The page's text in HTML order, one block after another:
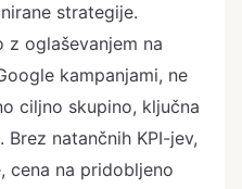
strategije.
oglaševanjem na
kampanjami, ne
ciljno skupino, ključna
natančnih KPI-jev,
cena na pridobljeno